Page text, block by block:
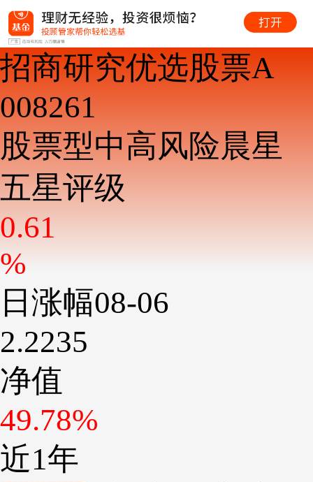
招商研究优选股票A
008261
股票型中高风险晨星
五星评级
0.61
%
日涨幅08-06
2.2235
净值
49.78%
近1年